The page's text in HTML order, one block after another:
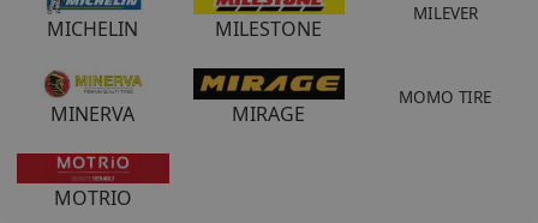
MICHELIN MILESTONE
MILEVER
MINERVA MIRAGE
MOMO TIRE
MOTRIO